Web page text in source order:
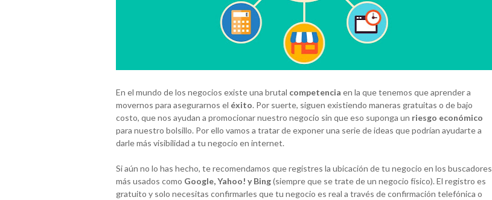
En el mundo de los negocios existe una brutal competencia en la que tenemos que aprender a
movernos para asegurarnos el éxito. Por suerte, siguen existiendo maneras gratuitas o de bajo
costo, que nos ayudan a promocionar nuestro negocio sin que eso suponga un riesgo económico
para nuestro bolsillo. Por ello vamos a tratar de exponer una serie de ideas que podrían ayudarte a
darle más visibilidad a tu negocio en internet.
Si aún no lo has hecho, te recomendamos que registres la ubicación de tu negocio en los buscadores
más usados como Google, Yahoo! y Bing(siempre que se trate de un negocio físico). El registro es
gratuito y solo necesitas confirmarles que tu negocio es real a través de confirmación telefónica o